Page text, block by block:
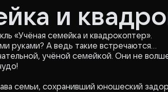
и
«Учёная семейка и квадрокоптер».
руками? А ведь такие встречаются...
учёной семейкой. Они не
семьи, сохранивший юношеский